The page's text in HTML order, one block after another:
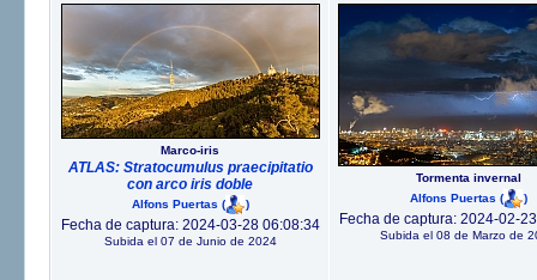
Marco-iris
ATLAS: Stratocumulus praecipitatio
con arco iris doble
Alfons Puertas ( )
Fecha de captura: 2024-03-28 06:08:34
Subida el 07 de Junio de 2024
Tormenta invernal
Alfons Puertas ( )
Fecha de captura: 2024-02-
Subida el 08 de Marzo de